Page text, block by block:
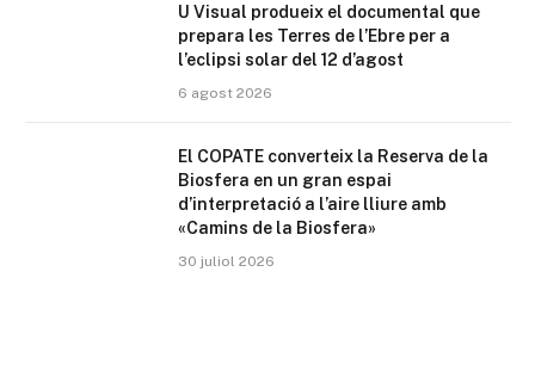
U Visual produeix el documental que
prepara les Terres de l’Ebre per a
l’eclipsi solar del 12 d’agost
6 agost 2026
El COPATE converteix la Reserva de la
Biosfera en un gran espai
d’interpretació a l’aire lliure amb
«Camins de la Biosfera»
30 juliol 2026